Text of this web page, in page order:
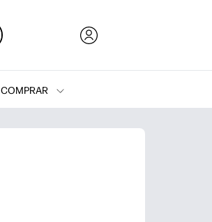
COMPRAR
Impresoras